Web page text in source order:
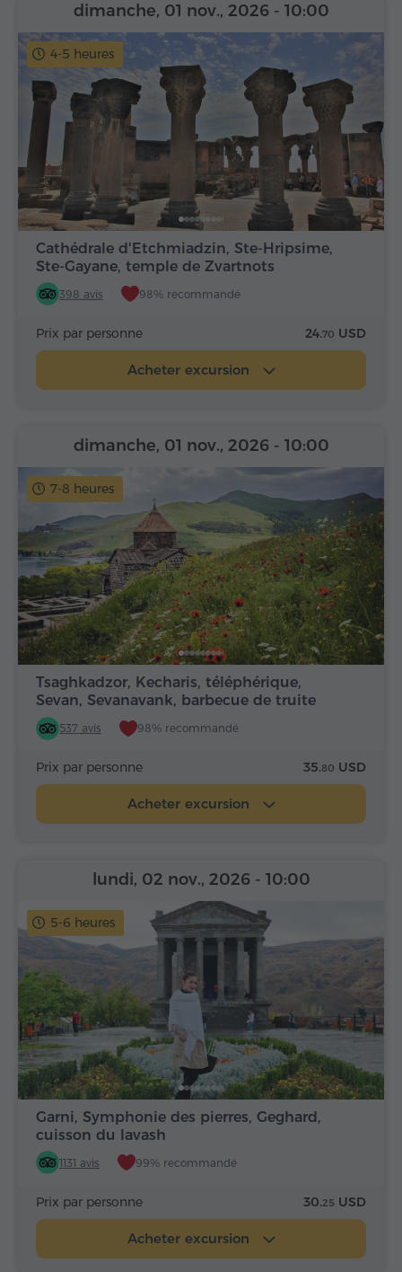
4-5 heures
Cathédrale d'Etchmiadzin, Ste-Hripsime,
Ste-Gayane, temple de Zvartnots
398 avis 98% recommandé
dimanche, 01 nov., 2026 - 10:00
Prix par personne 24.70 USD
Acheter excursion
7-8 heures
Tsaghkadzor, Kecharis, téléphérique,
Sevan, Sevanavank, barbecue de truite
537 avis 98% recommandé
dimanche, 01 nov., 2026 - 10:00
Prix par personne 35.80 USD
Acheter excursion
5-6 heures
Garni, Symphonie des pierres, Geghard,
cuisson du lavash
1131 avis 99% recommandé
lundi, 02 nov., 2026 - 10:00
Prix par personne 30.25 USD
Acheter excursion